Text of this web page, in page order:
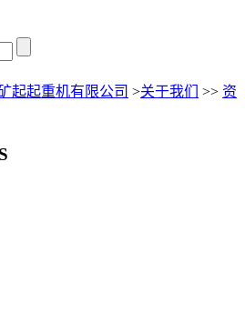
起起重机有限公司 >关于我们 >> 资